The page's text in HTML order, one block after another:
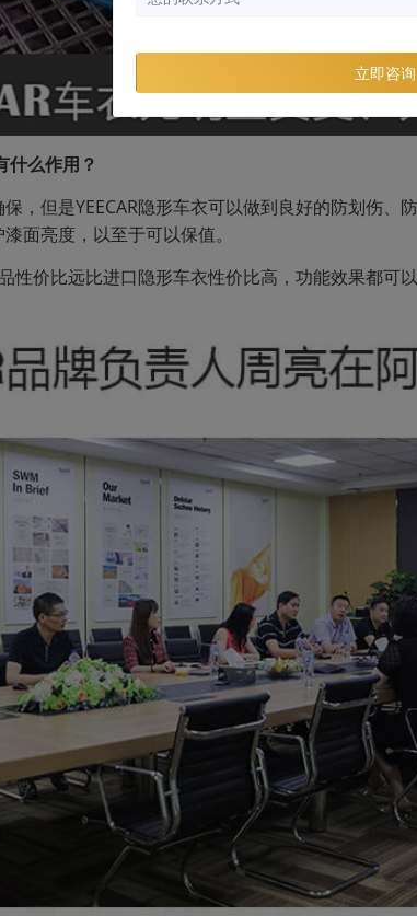
什么作用？
，但是YEECAR隐形车衣可以做到良好的防划伤、
面亮度，以至于可以保值。
性价比远比进口隐形车衣性价比高，功能效果都可
立即咨询